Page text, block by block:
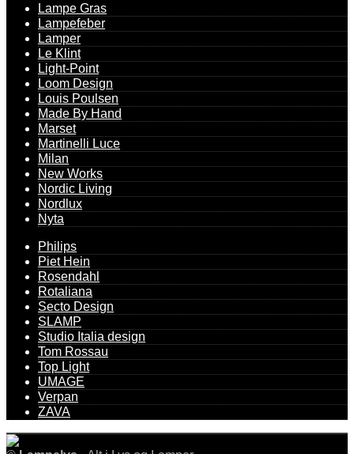
Lampe Gras
Lampefeber
Lamper
Le Klint
Light-Point
Loom Design
Louis Poulsen
Made By Hand
Marset
Martinelli Luce
Milan
New Works
Nordic Living
Nordlux
Nyta
Philips
Piet Hein
Rosendahl
Rotaliana
Secto Design
SLAMP
Studio Italia design
Tom Rossau
Top Light
UMAGE
Verpan
ZAVA